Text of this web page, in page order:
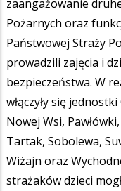
zaangażowanie
Pożarnych oraz
Państwowej Straży
prowadzili zajęcia i
bezpieczeństwa. W
włączyły się
Nowej Wsi,
Tartak, Sobolewa,
Wiżajn oraz
strażaków dzieci